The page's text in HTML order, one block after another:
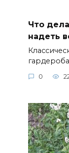
Что
надеть
0